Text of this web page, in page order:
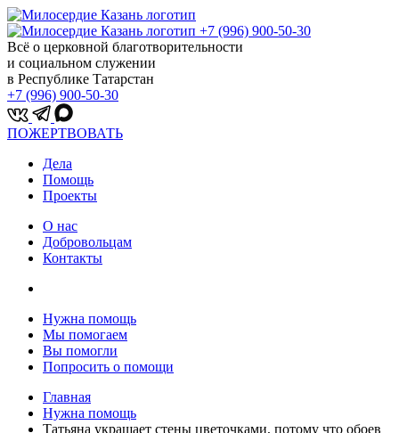
+7 (996) 900-50-30
Всё о церковной благотворительности
и социальном служении
в Республике Татарстан
+7 (996) 900-50-30
ПОЖЕРТВОВАТЬ
Дела
Помощь
Проекты
О нас
Добровольцам
Контакты
Нужна помощь
Мы помогаем
Вы помогли
Попросить о помощи
Главная
Нужна помощь
Татьяна украшает стены цветочками, потому что обоев